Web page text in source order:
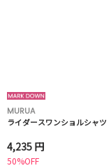
MURUA
ライダースワンショルシャツ
4,235 円
50%OFF